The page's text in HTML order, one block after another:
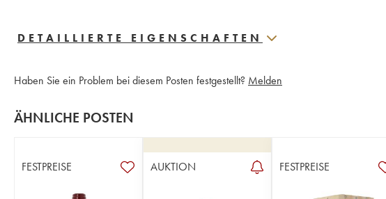
DETAILLIERTE EIGENSCHAFTEN
Haben Sie ein Problem bei diesem Posten festgestellt? Melden
ÄHNLICHE POSTEN
FESTPREISE AUKTION FESTPREISE